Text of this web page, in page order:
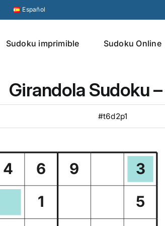
Español
Sudoku imprimible Sudoku Online
Girandola Sudoku
#t6d2p1
4 6 9 3
1
5